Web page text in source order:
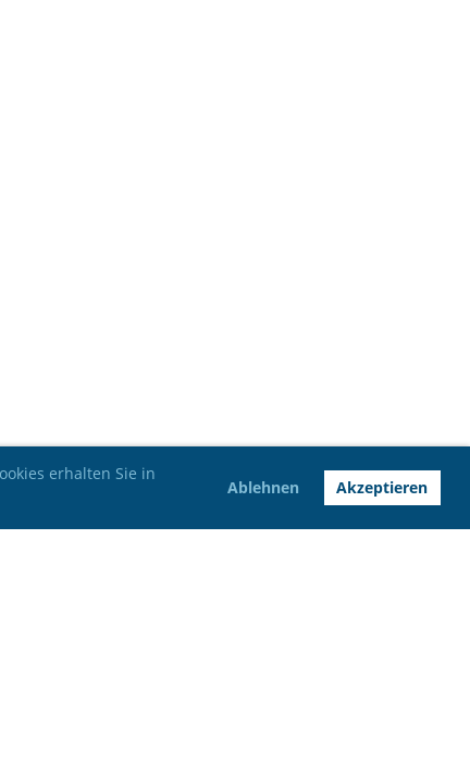
erhalten Sie in
Ablehnen Akzeptieren